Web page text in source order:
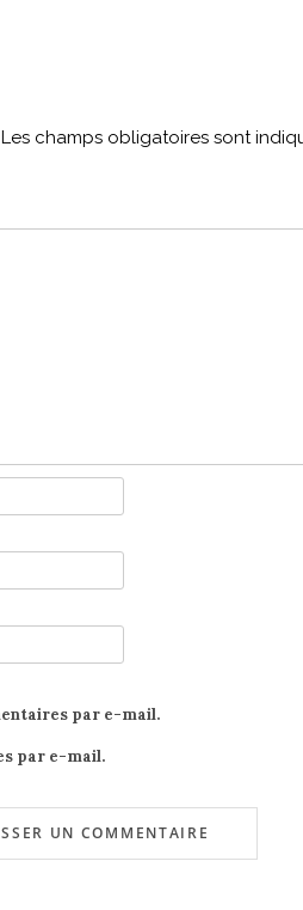
Les champs obligatoires sont
par e-mail.
par e-mail.